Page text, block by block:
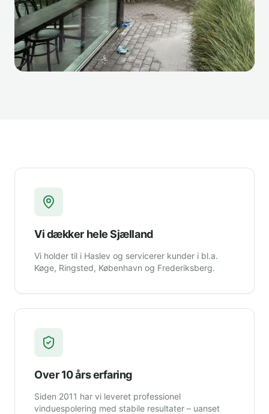
Vi dækker hele Sjælland
Vi holder til i Haslev og servicerer kunder i bl.a.
Køge, Ringsted, København og Frederiksberg.
Over 10 års erfaring
Siden 2011 har vi leveret professionel
vinduespolering med stabile resultater – uanset